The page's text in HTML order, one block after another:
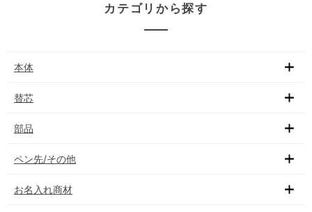
カテゴリから探す
本体
替芯
部品
ペン先/その他
お名入れ商材